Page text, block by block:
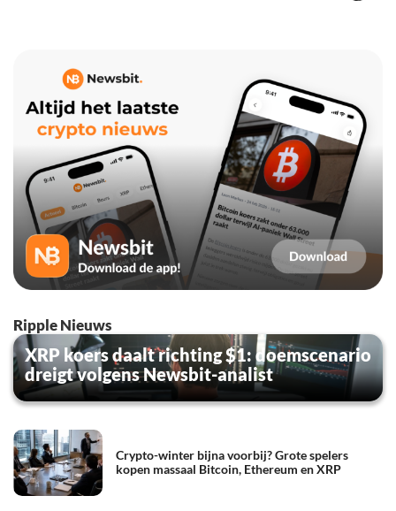
Ripple Nieuws
XRP koers daalt richting $1: doemscenario
dreigt volgens Newsbit-analist
Crypto-winter bijna voorbij? Grote spelers
kopen massaal Bitcoin, Ethereum en XRP